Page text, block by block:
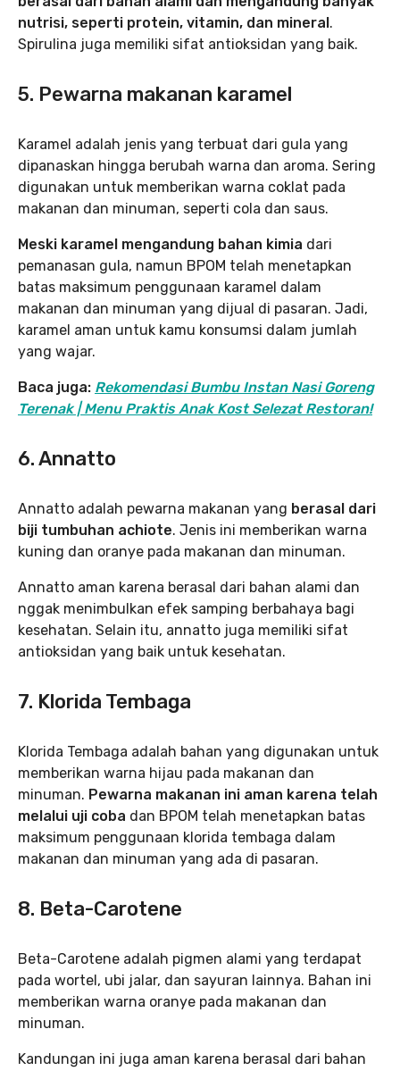
nutrisi, seperti protein, vitamin, dan mineral.
Spirulina juga memiliki sifat antioksidan yang baik.
5. Pewarna makanan karamel
Karamel adalah jenis yang terbuat dari gula yang
dipanaskan hingga berubah warna dan aroma. Sering
digunakan untuk memberikan warna coklat pada
makanan dan minuman, seperti cola dan saus.
Meski karamel mengandung bahan kimia dari
pemanasan gula, namun BPOM telah menetapkan
batas maksimum penggunaan karamel dalam
makanan dan minuman yang dijual di pasaran. Jadi,
karamel aman untuk kamu konsumsi dalam jumlah
yang wajar.
Baca juga: Rekomendasi Bumbu Instan Nasi Goreng
Terenak | Menu Praktis Anak Kost Selezat Restoran!
6. Annatto
Annatto adalah pewarna makanan yang berasal dari
biji tumbuhan achiote. Jenis ini memberikan warna
kuning dan oranye pada makanan dan minuman.
Annatto aman karena berasal dari bahan alami dan
nggak menimbulkan efek samping berbahaya bagi
kesehatan. Selain itu, annatto juga memiliki sifat
antioksidan yang baik untuk kesehatan.
7. Klorida Tembaga
Klorida Tembaga adalah bahan yang digunakan untuk
memberikan warna hijau pada makanan dan
minuman. Pewarna makanan ini aman karena telah
melalui uji coba dan BPOM telah menetapkan batas
maksimum penggunaan klorida tembaga dalam
makanan dan minuman yang ada di pasaran.
8. Beta-Carotene
Beta-Carotene adalah pigmen alami yang terdapat
pada wortel, ubi jalar, dan sayuran lainnya. Bahan ini
memberikan warna oranye pada makanan dan
minuman.
Kandungan ini juga aman karena berasal dari bahan